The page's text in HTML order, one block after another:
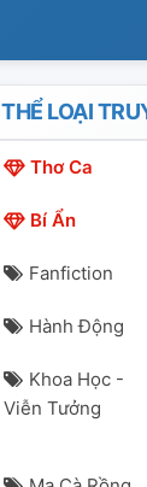
THỂ LOẠI
Thơ Ca
Bí Ẩn
Fanfiction
Hành Động
Khoa Học -
Viễn Tưởng